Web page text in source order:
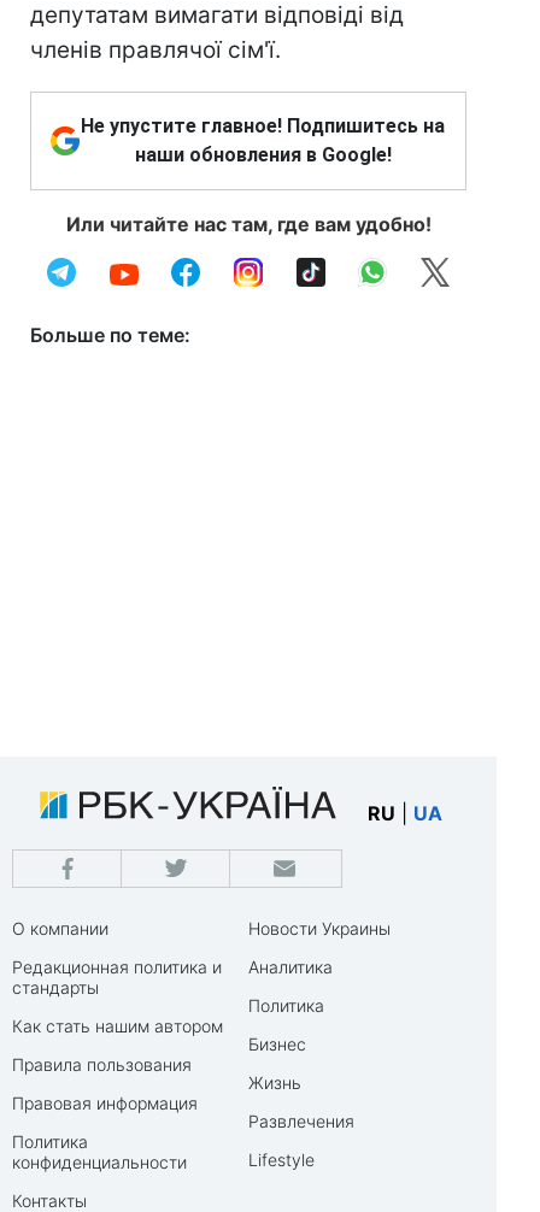
депутатам вимагати відповіді від
членів правлячої сім'ї.
Не упустите главное! Подпишитесь на
наши обновления в Google!
Или читайте нас там, где вам удобно!
Больше по теме:
RU UA
О компании
Редакционная политика и
стандарты
Как стать нашим автором
Правила пользования
Правовая информация
Политика
конфиденциальности
Контакты
Новости Украины
Аналитика
Политика
Бизнес
Жизнь
Развлечения
Lifestyle